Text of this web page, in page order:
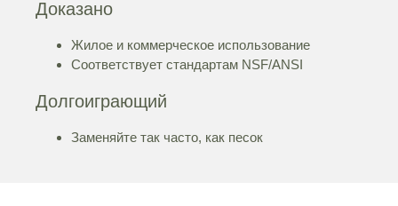
Доказано
Жилое и коммерческое использование
Соответствует стандартам NSF/ANSI
Долгоиграющий
Заменяйте так часто, как песок